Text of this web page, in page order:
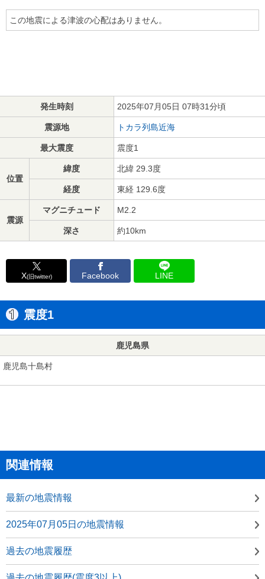
この地震による津波の心配はありません。
発生時刻 2025年07月05日 07時31分頃
震源地 トカラ列島近海
最大震度 震度1
位置
緯度 北緯 29.3度
経度 東経 129.6度
震源
マグニチュード M2.2
深さ 約10km
X(旧twitter) Facebook LINE
震度1
鹿児島県
鹿児島十島村
関連情報
最新の地震情報
2025年07月05日の地震情報
過去の地震履歴